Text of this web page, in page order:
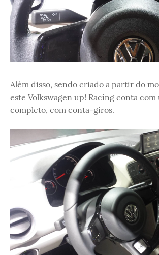
Além disso, sendo criado a partir do
este Volkswagen up! Racing conta
completo, com conta-giros.